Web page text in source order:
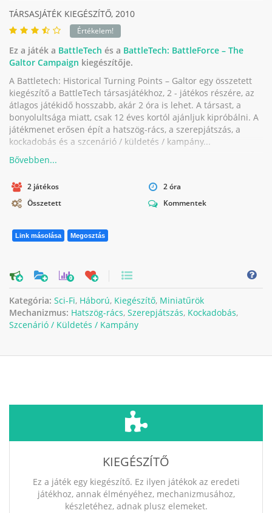
TÁRSASJÁTÉK KIEGÉSZÍTŐ, 2010
Értékelem!
Ez a játék a BattleTech és a BattleTech: BattleForce – The
Galtor Campaign kiegészítője.
A Battletech: Historical Turning Points – Galtor egy összetett
kiegészítő a BattleTech társasjátékhoz, 2 - játékos részére, az
átlagos játékidő hosszabb, akár 2 óra is lehet. A társast, a
bonyolultsága miatt, csak 12 éves kortól ajánljuk kipróbálni. A
játékmenet erősen épít a hatszög-rács, a szerepjátszás, a
kockadobás és a szcenárió / küldetés / kampány...
2 játékos
2 óra
Összetett
Kommentek
Link másolása Megosztás
0
Kategória: Sci-Fi, Háború, Kiegészítő, Miniatűrök
Mechanizmus: Hatszög-rács, Szerepjátszás, Kockadobás,
Szcenárió / Küldetés / Kampány
KIEGÉSZÍTŐ
Ez a játék egy kiegészítő. Ez ilyen játékok az eredeti
játékhoz, annak élményéhez, mechanizmusához,
készletéhez, adnak plusz elemeket.